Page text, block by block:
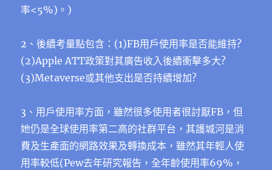
率<5%)。)
2、後續考量點包含：(1)FB用戶使用率是否能維持?
(2)Apple ATT政策對其廣告收入後續衝擊多大?
(3)Metaverse或其他支出是否持續增加?
3、用戶使用率方面，雖然很多使用者很討厭FB，但
她仍是全球使用率第二高的社群平台，其護城河是消
費及生產面的網路效果及轉換成本，雖然其年輕人使
用率較低(Pew去年研究報告，全年齡使用率69%，